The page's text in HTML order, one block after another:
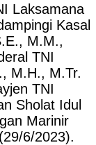
Laksamana
Kasal
M.M.,
TNI
M.H., M.Tr.
TNI
Sholat Idul
Marinir
6/2023).